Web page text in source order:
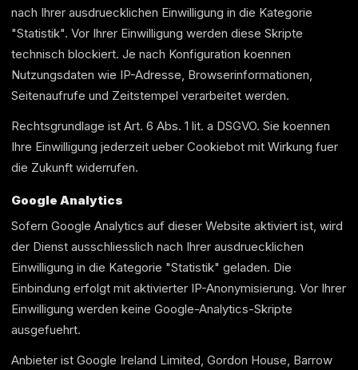
nach Ihrer ausdruecklichen Einwilligung in die Kategorie
"Statistik". Vor Ihrer Einwilligung werden diese Skripte
technisch blockiert. Je nach Konfiguration koennen
Nutzungsdaten wie IP-Adresse, Browserinformationen,
Seitenaufrufe und Zeitstempel verarbeitet werden.
Rechtsgrundlage ist Art. 6 Abs. 1 lit. a DSGVO. Sie koennen
Ihre Einwilligung jederzeit ueber Cookiebot mit Wirkung fuer
die Zukunft widerrufen.
Google Analytics
Sofern Google Analytics auf dieser Website aktiviert ist, wird
der Dienst ausschliesslich nach Ihrer ausdruecklichen
Einwilligung in die Kategorie "Statistik" geladen. Die
Einbindung erfolgt mit aktivierter IP-Anonymisierung. Vor Ihrer
Einwilligung werden keine Google-Analytics-Skripte
ausgefuehrt.
Anbieter ist Google Ireland Limited, Gordon House, Barrow